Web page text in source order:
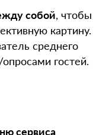
собой, чтобы
картину.
среднего
гостей.
сервиса